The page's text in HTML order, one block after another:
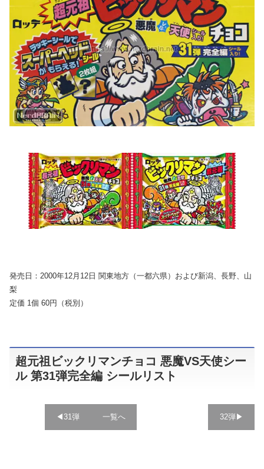
発売日：2000年12月12日 関東地方（一都六県）および新潟、長野、山
梨
定価 1個 60円（税別）
超元祖ビックリマンチョコ 悪魔VS天使シー
ル 第31弾完全編 シールリスト
◀︎31弾 一覧へ 32弾▶︎